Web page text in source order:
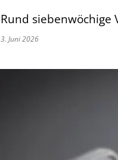
Rund siebenwöchige
3. Juni 2026